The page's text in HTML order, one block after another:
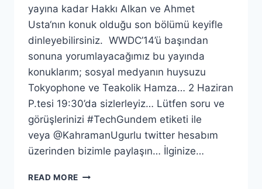
yayına kadar Hakkı Alkan ve Ahmet
Usta‘nın konuk olduğu son bölümü keyifle
dinleyebilirsiniz. WWDC’14’ü başından
sonuna yorumlayacağımız bu yayında
konuklarım; sosyal medyanın huysuzu
Tokyophone ve Teakolik Hamza… 2 Haziran
P.tesi 19:30’da sizlerleyiz… Lütfen soru ve
görüşlerinizi #TechGundem etiketi ile
veya @KahramanUgurlu twitter hesabım
üzerinden bizimle paylaşın… İlginize…
READ MORE WWDC’14